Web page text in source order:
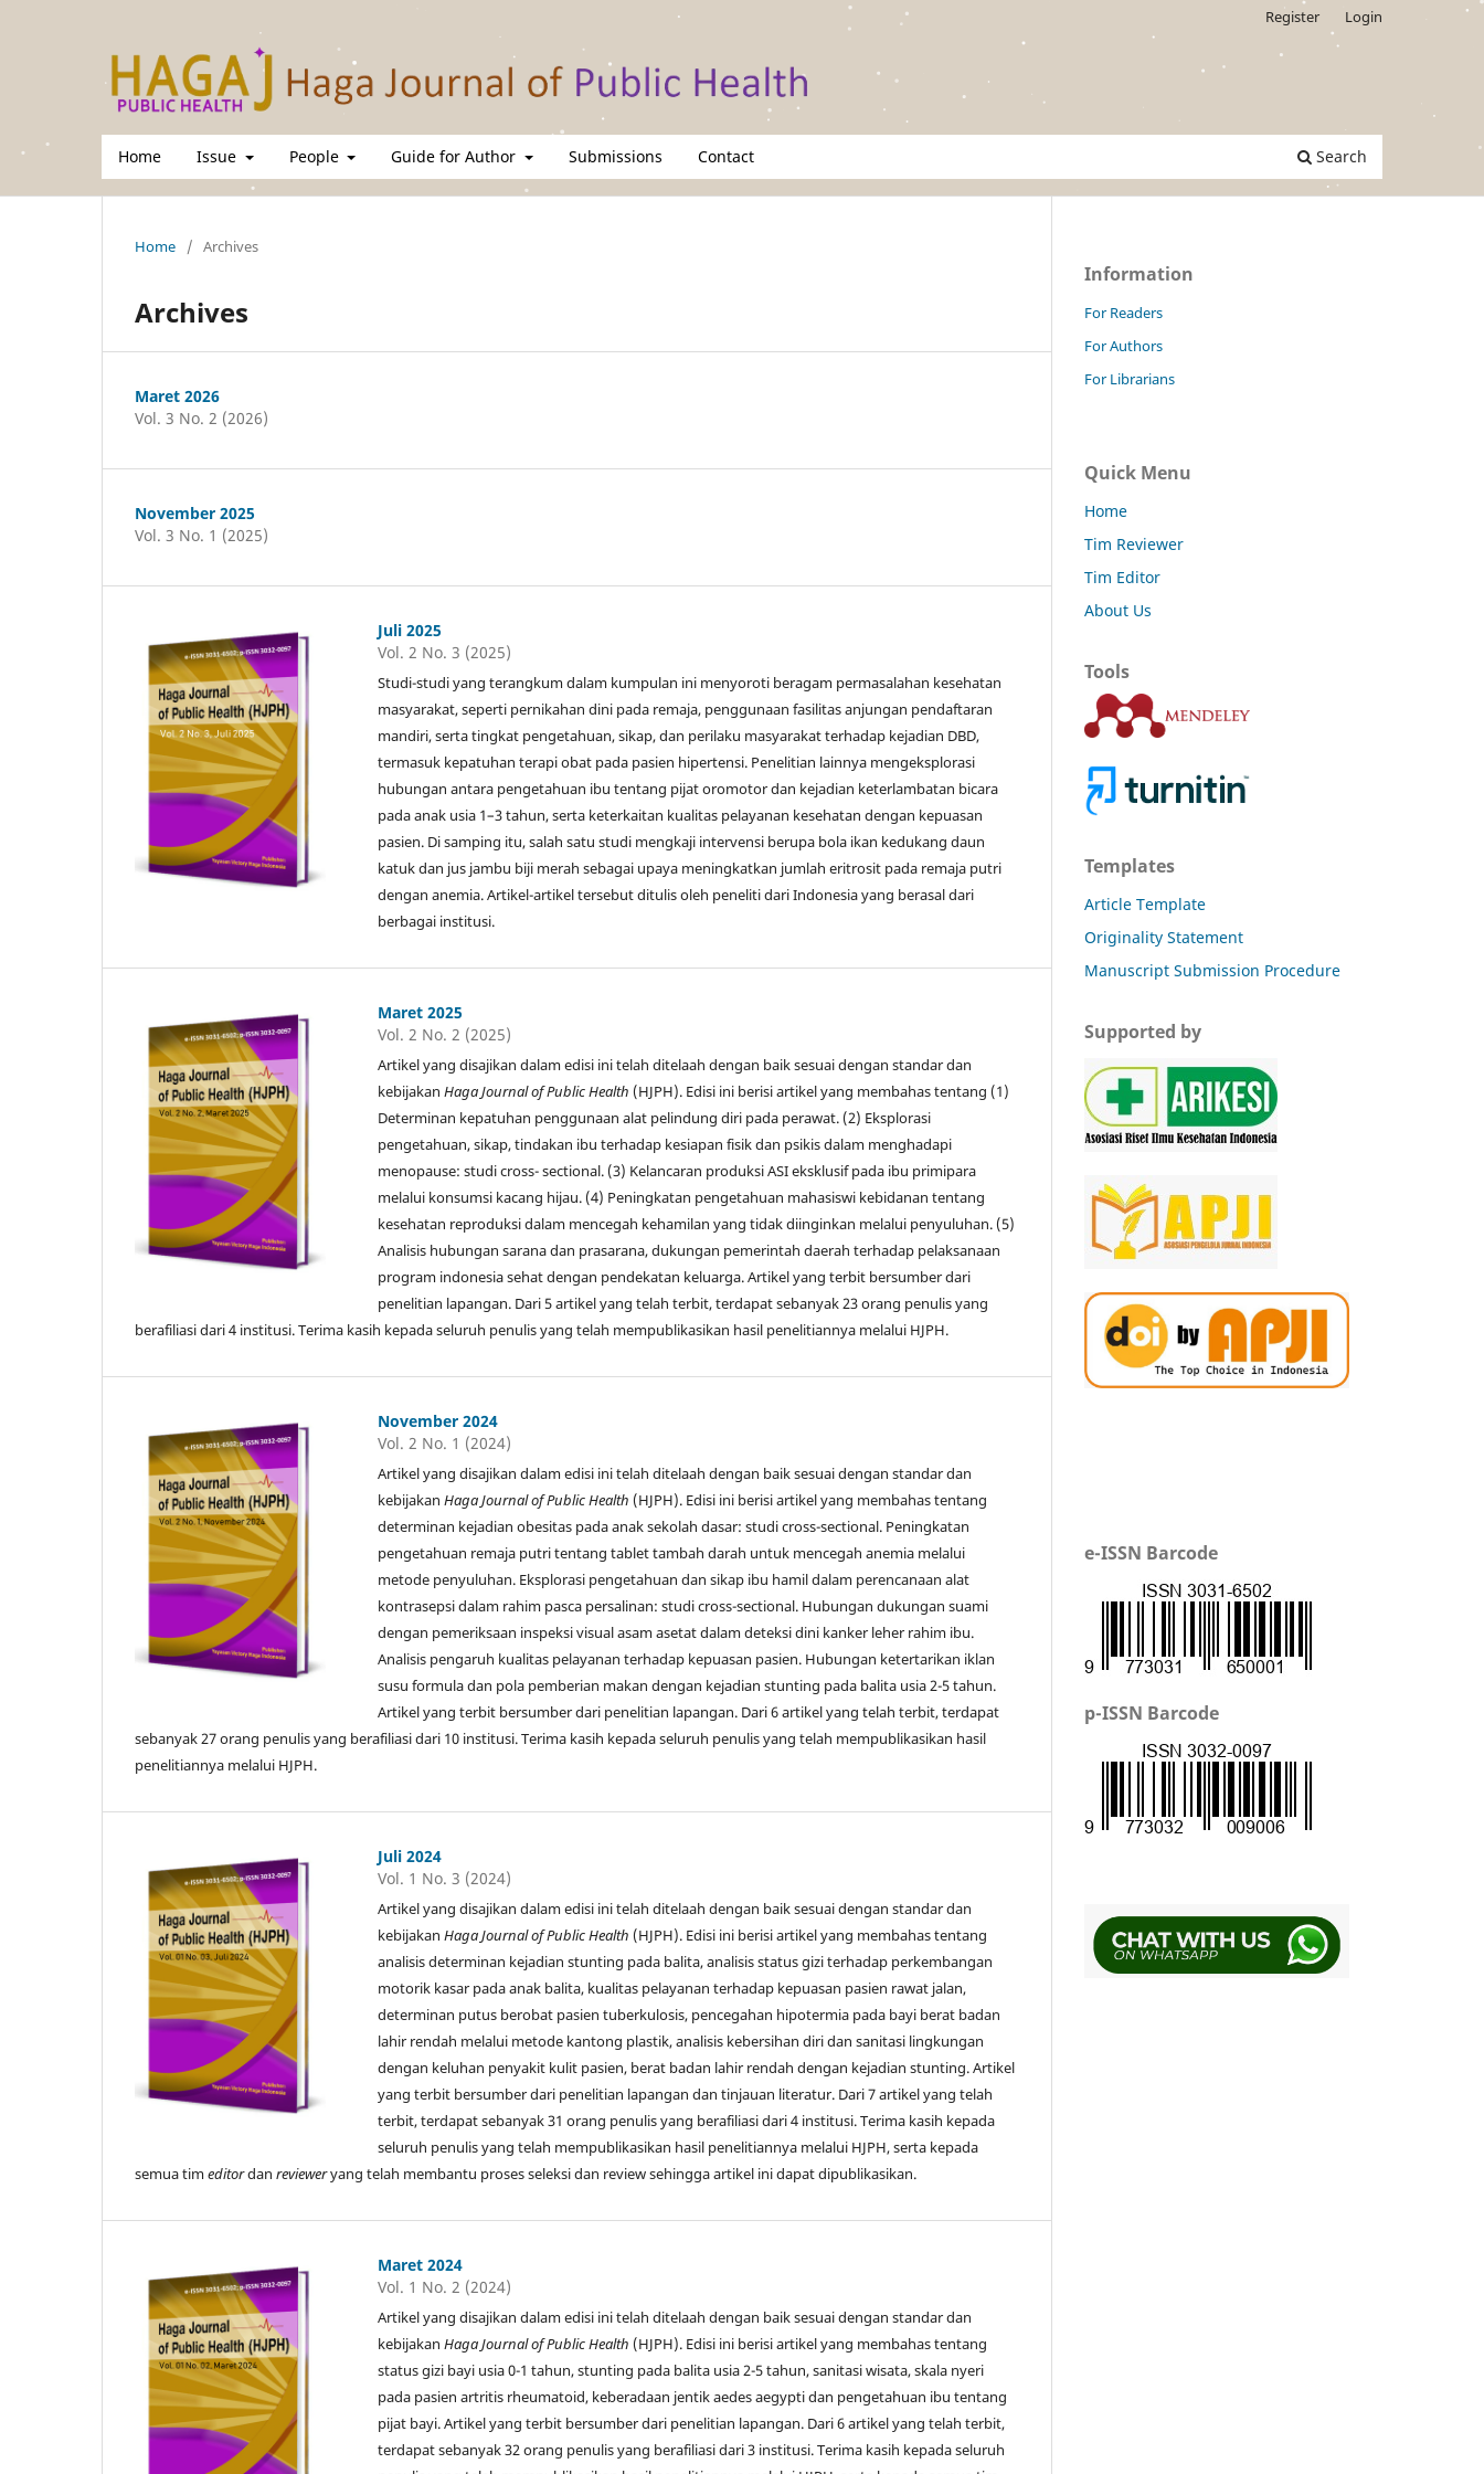
Home Issue People Guide for Author Submissions Contact Search
Register Login
Home / Archives
Archives
Maret 2026
Vol. 3 No. 2 (2026)
November 2025
Vol. 3 No. 1 (2025)
Juli 2025
Vol. 2 No. 3 (2025)
Studi-studi yang terangkum dalam kumpulan ini menyoroti beragam permasalahan kesehatan
masyarakat, seperti pernikahan dini pada remaja, penggunaan fasilitas anjungan pendaftaran
mandiri, serta tingkat pengetahuan, sikap, dan perilaku masyarakat terhadap kejadian DBD,
termasuk kepatuhan terapi obat pada pasien hipertensi. Penelitian lainnya mengeksplorasi
hubungan antara pengetahuan ibu tentang pijat oromotor dan kejadian keterlambatan bicara
pada anak usia 1–3 tahun, serta keterkaitan kualitas pelayanan kesehatan dengan kepuasan
pasien. Di samping itu, salah satu studi mengkaji intervensi berupa bola ikan kedukang daun
katuk dan jus jambu biji merah sebagai upaya meningkatkan jumlah eritrosit pada remaja putri
dengan anemia. Artikel-artikel tersebut ditulis oleh peneliti dari Indonesia yang berasal dari
berbagai institusi.
Maret 2025
Vol. 2 No. 2 (2025)
Artikel yang disajikan dalam edisi ini telah ditelaah dengan baik sesuai dengan standar dan
kebijakanHaga Journal of Public Health (HJPH). Edisi ini berisi artikel yang membahas tentang (1)
Determinan kepatuhan penggunaan alat pelindung diri pada perawat. (2) Eksplorasi
pengetahuan, sikap, tindakan ibu terhadap kesiapan fisik dan psikis dalam menghadapi
menopause: studi cross- sectional. (3) Kelancaran produksi ASI eksklusif pada ibu primipara
melalui konsumsi kacang hijau. (4) Peningkatan pengetahuan mahasiswi kebidanan tentang
kesehatan reproduksi dalam mencegah kehamilan yang tidak diinginkan melalui penyuluhan. (5)
Analisis hubungan sarana dan prasarana, dukungan pemerintah daerah terhadap pelaksanaan
program indonesia sehat dengan pendekatan keluarga. Artikel yang terbit bersumber dari
penelitian lapangan. Dari 5 artikel yang telah terbit, terdapat sebanyak 23 orang penulis yang
berafiliasi dari 4 institusi. Terima kasih kepada seluruh penulis yang telah mempublikasikan hasil penelitiannya melalui HJPH.
November 2024
Vol. 2 No. 1 (2024)
Artikel yang disajikan dalam edisi ini telah ditelaah dengan baik sesuai dengan standar dan
kebijakanHaga Journal of Public Health (HJPH). Edisi ini berisi artikel yang membahas tentang
determinan kejadian obesitas pada anak sekolah dasar: studi cross-sectional. Peningkatan
pengetahuan remaja putri tentang tablet tambah darah untuk mencegah anemia melalui
metode penyuluhan. Eksplorasi pengetahuan dan sikap ibu hamil dalam perencanaan alat
kontrasepsi dalam rahim pasca persalinan: studi cross-sectional. Hubungan dukungan suami
dengan pemeriksaan inspeksi visual asam asetat dalam deteksi dini kanker leher rahim ibu.
Analisis pengaruh kualitas pelayanan terhadap kepuasan pasien. Hubungan ketertarikan iklan
susu formula dan pola pemberian makan dengan kejadian stunting pada balita usia 2-5 tahun.
Artikel yang terbit bersumber dari penelitian lapangan. Dari 6 artikel yang telah terbit, terdapat
sebanyak 27 orang penulis yang berafiliasi dari 10 institusi. Terima kasih kepada seluruh penulis yang telah mempublikasikan hasil
penelitiannya melalui HJPH.
Juli 2024
Vol. 1 No. 3 (2024)
Artikel yang disajikan dalam edisi ini telah ditelaah dengan baik sesuai dengan standar dan
kebijakanHaga Journal of Public Health (HJPH). Edisi ini berisi artikel yang membahas tentang
analisis determinan kejadian stunting pada balita, analisis status gizi terhadap perkembangan
motorik kasar pada anak balita, kualitas pelayanan terhadap kepuasan pasien rawat jalan,
determinan putus berobat pasien tuberkulosis, pencegahan hipotermia pada bayi berat badan
lahir rendah melalui metode kantong plastik, analisis kebersihan diri dan sanitasi lingkungan
dengan keluhan penyakit kulit pasien, berat badan lahir rendah dengan kejadian stunting. Artikel
yang terbit bersumber dari penelitian lapangan dan tinjauan literatur. Dari 7 artikel yang telah
terbit, terdapat sebanyak 31 orang penulis yang berafiliasi dari 4 institusi. Terima kasih kepada
seluruh penulis yang telah mempublikasikan hasil penelitiannya melalui HJPH, serta kepada
semua timeditordan revieweryang telah membantu proses seleksi dan review sehingga artikel ini dapat dipublikasikan.
Maret 2024
Vol. 1 No. 2 (2024)
Artikel yang disajikan dalam edisi ini telah ditelaah dengan baik sesuai dengan standar dan
kebijakanHaga Journal of Public Health (HJPH). Edisi ini berisi artikel yang membahas tentang
status gizi bayi usia 0-1 tahun, stunting pada balita usia 2-5 tahun, sanitasi wisata, skala nyeri
pada pasien artritis rheumatoid, keberadaan jentik aedes aegypti dan pengetahuan ibu tentang
pijat bayi. Artikel yang terbit bersumber dari penelitian lapangan. Dari 6 artikel yang telah terbit,
terdapat sebanyak 32 orang penulis yang berafiliasi dari 3 institusi. Terima kasih kepada seluruh
Information
For Readers
For Authors
For Librarians
Quick Menu
Home
Tim Reviewer
Tim Editor
About Us
Tools
Templates
Article Template
Originality Statement
Manuscript Submission Procedure
Supported by
e-ISSN Barcode
p-ISSN Barcode